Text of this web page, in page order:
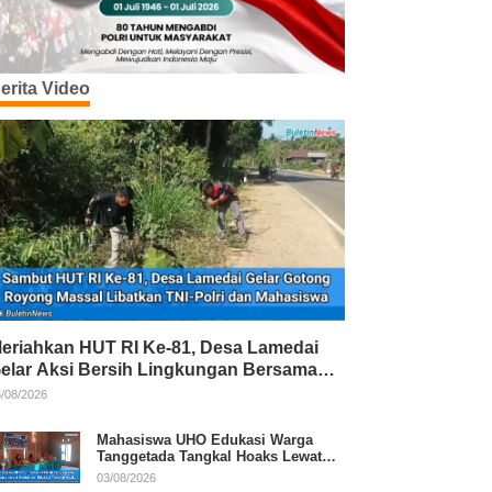
Video
HUT RI Ke-81, Desa Lamedai
Aksi Bersih Lingkungan Bersama
Polri
08/2026
Mahasiswa UHO Edukasi Warga
Tanggetada Tangkal Hoaks Lewat
Program Literasi
03/08/2026